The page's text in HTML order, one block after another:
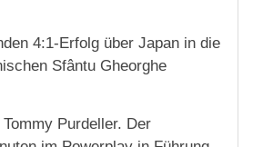
4:1-Erfolg über Japan in die
Sfântu Gheorghe
Purdeller. Der